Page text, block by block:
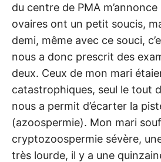
du centre de PMA
ovaires ont un petit soucis,
demi, même avec ce souci,
nous a donc prescrit des
deux. Ceux de mon mari
catastrophiques, seul le tout
nous a permit d’écarter la
(azoospermie). Mon mari
cryptozoospermie sévère,
très lourde, il y a une